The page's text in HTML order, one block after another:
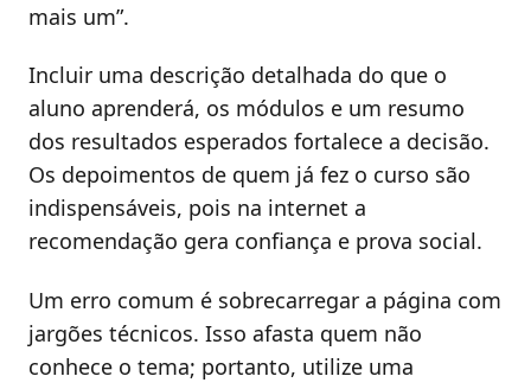
mais um”.
Incluir uma descrição detalhada do que o
aluno aprenderá, os módulos e um resumo
dos resultados esperados fortalece a decisão.
Os depoimentos de quem já fez o curso são
indispensáveis, pois na internet a
recomendação gera confiança e prova social.
Um erro comum é sobrecarregar a página com
jargões técnicos. Isso afasta quem não
conhece o tema; portanto, utilize uma